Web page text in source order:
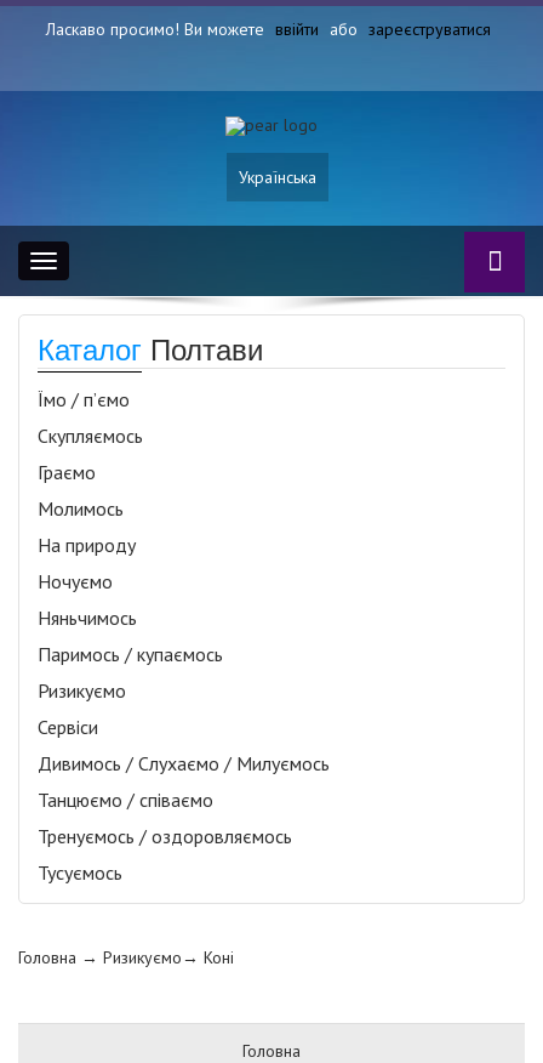
Ласкаво просимо! Ви можете ввійти або зареєструватися
Українська
Toggle
navigation
Каталог Полтави
Їмо / п’ємо
Скупляємось
Граємо
Молимось
На природу
Ночуємо
Няньчимось
Паримось / купаємось
Ризикуємо
Сервіси
Дивимось / Слухаємо / Милуємось
Танцюємо / співаємо
Тренуємось / оздоровляємось
Тусуємось
Головна → Ризикуємо→ Коні
Головна